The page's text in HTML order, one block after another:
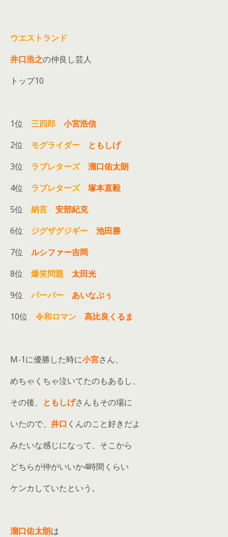
ウエストランド
井口浩之の仲良し芸人
トップ10
1位 三四郎 小宮浩信
2位 モグライダー ともしげ
3位 ラブレターズ 溜口佑太朗
4位 ラブレターズ 塚本直毅
5位 納言 安部紀克
6位 ジグザグジギー 池田勝
7位 ルシファー吉岡
8位 爆笑問題
太田光
9位パーパー あいなぷぅ
10位 令和ロマン 髙比良くるま
M-1に優勝した時に小宮さん、
めちゃくちゃ泣いてたのもあるし、
その後、 ともしげさんもその場に
いたので、 井口 くんのこと好きだよ
みたいな感じになって、そこから
どちらが仲がいいか4時間くらい
ケンカしていたという。
溜口佑太朗は